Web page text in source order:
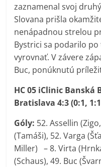
zaznamenal svoj
Slovana prišla
nenápadnou strelou
Bystrici sa podarilo
vyrovnať. V závere
Buc, ponúknutú
HC 05 iClinic Banská
Bratislava 4:3 (0:1,
Góly: 52. Assellin
(Tamáši), 52. Varga
Miller) –8. Virta
(Schaus), 49. Buc